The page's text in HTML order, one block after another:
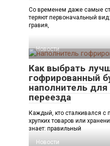
Со временем даже самые
теряют первоначальный
гравия,
Новости
Как выбрать
гофрированный
наполнитель для
переезда
Каждый, кто сталкивался с
хрупких товаров или
знает: правильный
Новости